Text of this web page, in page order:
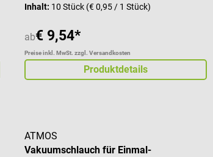
Inhalt: 10 Stück (€ 0,95 / 1 Stück)
ab€ 9,54*
Preise inkl. MwSt. zzgl. Versandkosten
Produktdetails
ATMOS
Vakuumschlauch für Einmal-